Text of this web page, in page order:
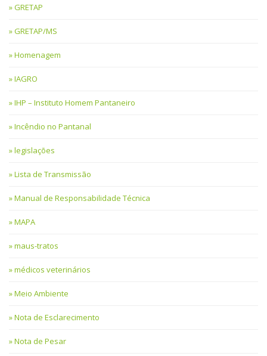
GRETAP
GRETAP/MS
Homenagem
IAGRO
IHP – Instituto Homem Pantaneiro
Incêndio no Pantanal
legislações
Lista de Transmissão
Manual de Responsabilidade Técnica
MAPA
maus-tratos
médicos veterinários
Meio Ambiente
Nota de Esclarecimento
Nota de Pesar